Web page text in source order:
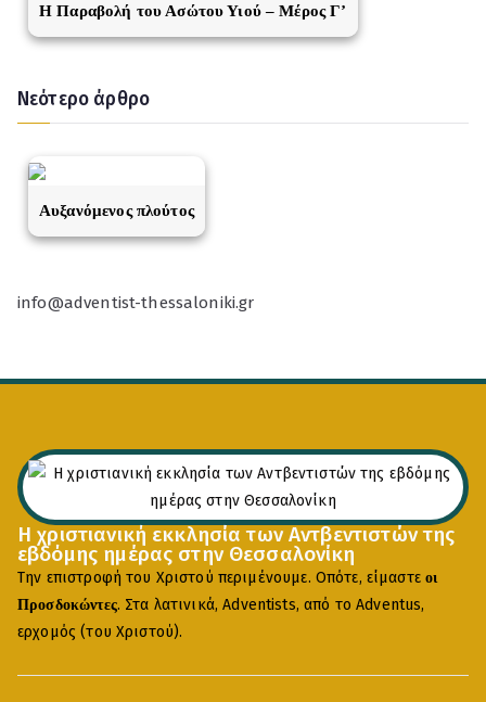
Η Παραβολή του Ασώτου Υιού – Μέρος Γ’
Νεότερο άρθρο
Αυξανόμενος πλούτος
info@adventist-thessaloniki.gr
Η χριστιανική εκκλησία των Αντβεντιστών της
εβδόμης ημέρας στην Θεσσαλονίκη
Την επιστροφή του Χριστού περιμένουμε. Οπότε, είμαστεοι
Προσδοκώντες. Στα λατινικά, Adventists, από το Adventus,
ερχομός (του Χριστού).